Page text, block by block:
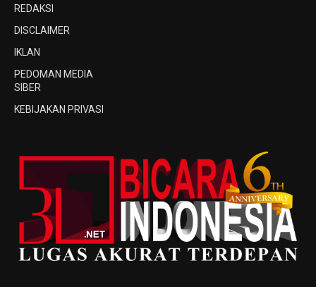
REDAKSI
DISCLAIMER
IKLAN
PEDOMAN MEDIA
SIBER
KEBIJAKAN PRIVASI